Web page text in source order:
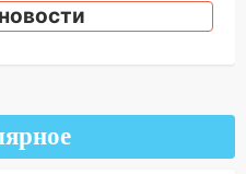
убрали
в жену брата: в
завели дело на